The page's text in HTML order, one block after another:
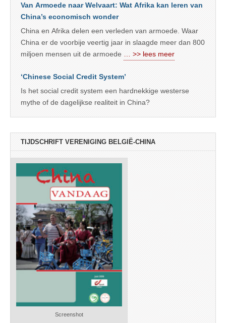
Van Armoede naar Welvaart: Wat Afrika kan leren van
China’s economisch wonder
China en Afrika delen een verleden van armoede. Waar
China er de voorbije veertig jaar in slaagde meer dan 800
miljoen mensen uit de armoede
… >> lees meer
‘Chinese Social Credit System’
Is het social credit system een hardnekkige westerse
mythe of de dagelijkse realiteit in China?
TIJDSCHRIFT VERENIGING BELGIË-CHINA
Screenshot